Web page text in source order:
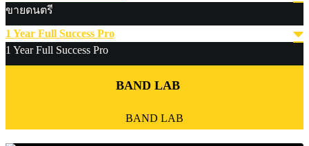
ขายดนตรี
1 Year Full Success Pro
1 Year Full Success Pro
BAND LAB
BAND LAB